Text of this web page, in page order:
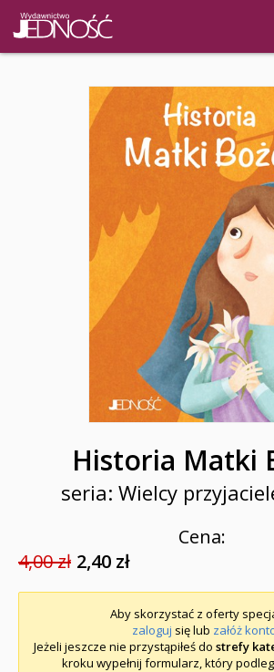
Historia Matki
seria: Wielcy
Cena:
4,00 zł 2,40 zł
Aby skorzystać z oferty
zaloguj się lub załóż
Jeżeli jeszcze nie przystąpiłeś do strefy
kroku wypełnij formularz, który